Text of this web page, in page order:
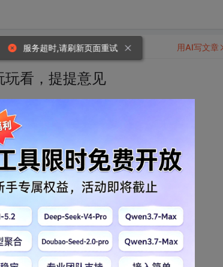
看，提提意见
用AI写文章
服务超时,请刷新页面重试